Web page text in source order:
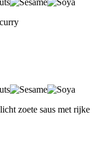
zoete saus met rijke